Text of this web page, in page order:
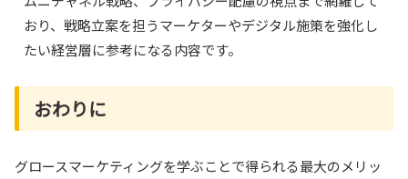
おり、戦略立案を担うマーケターやデジタル施策を強化し
たい経営層に参考になる内容です。
おわりに
グロースマーケティングを学ぶことで得られる最大のメリッ